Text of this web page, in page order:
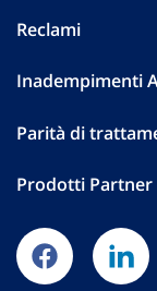
Reclami
Inadempimenti
Parità di
Prodotti Partner